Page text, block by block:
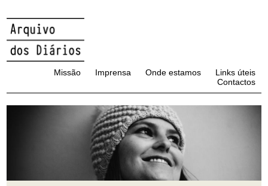
Missão Imprensa Onde estamos
Links úteis
Contactos